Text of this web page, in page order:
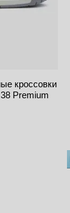
кроссовки
Premium